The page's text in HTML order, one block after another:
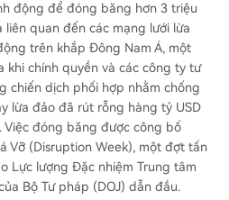
vỡ" do Lực lượng Đặc nhiệm Trun
đảo của Bộ Tư pháp Hoa Kỳ dẫ
các đường dây lừa đảo đã chiế
từ người Mỹ. Chiến dịch đa
gia của các cơ quan như FBI,
cùng cảnh sát các nước như Thái
Về phía tư nhân, các công ty
Starlink đã hỗ trợ gỡ bỏ má
lưu trữ. Hơn 1,4 triệu tài khoản
email bị vô hiệu hóa, và nhiều vụ
động để đóng băng hơn 3 triệu
liên quan đến các mạng lưới lừa
trên khắp Đông Nam Á, một
khi chính quyền và các công ty tư
chiến dịch phối hợp nhằm chống
lừa đảo đã rút rỗng hàng tỷ USD
Việc đóng băng được công bố
Vỡ (Disruption Week), một đợt tấn
Lực lượng Đặc nhiệm Trung tâm
Bộ Tư pháp (DOJ) dẫn đầu.